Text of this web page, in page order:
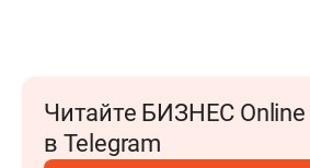
Читайте БИЗНЕС Online
в Telegram